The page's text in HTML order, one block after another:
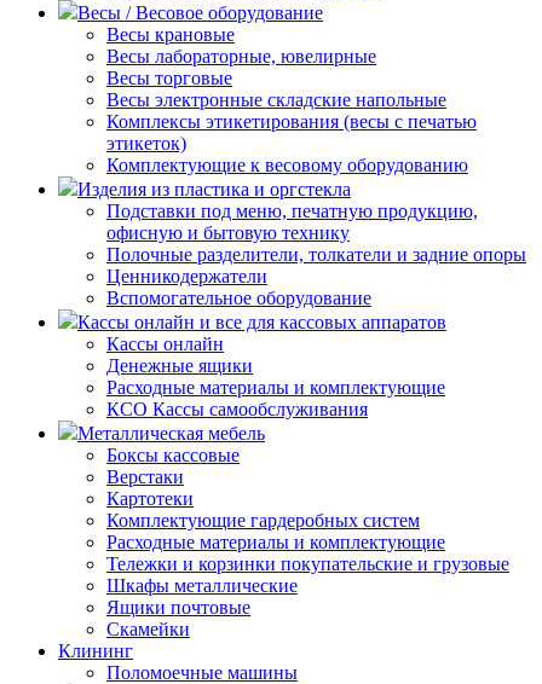
Весы / Весовое оборудование
Весы крановые
Весы лабораторные, ювелирные
Весы торговые
Весы электронные складские напольные
Комплексы этикетирования (весы с печатью
этикеток)
Комплектующие к весовому оборудованию
Изделия из пластика и оргстекла
Подставки под меню, печатную продукцию,
офисную и бытовую технику
Полочные разделители, толкатели и задние опоры
Ценникодержатели
Вспомогательное оборудование
Кассы онлайн и все для кассовых аппаратов
Кассы онлайн
Денежные ящики
Расходные материалы и комплектующие
КСО Кассы самообслуживания
Металлическая мебель
Боксы кассовые
Верстаки
Картотеки
Комплектующие гардеробных систем
Расходные материалы и комплектующие
Тележки и корзинки покупательские и грузовые
Шкафы металлические
Ящики почтовые
Скамейки
Клининг
Поломоечные машины